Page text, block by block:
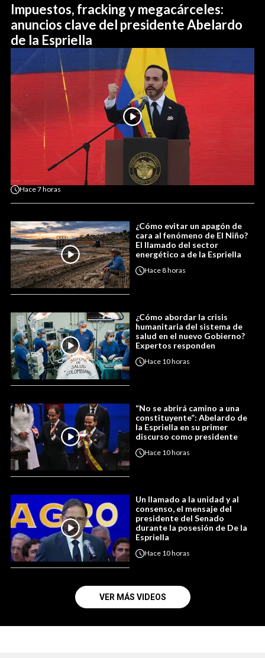
Impuestos, fracking y megacárceles:
anuncios clave del presidente Abelardo
de la Espriella
Hace7 horas
¿Cómo evitar un apagón de
cara al fenómeno de El Niño?
El llamado del sector
energético a de la Espriella
Hace8 horas
¿Cómo abordar la crisis
humanitaria del sistema de
salud en el nuevo Gobierno?
Expertos responden
Hace 10 horas
“No se abrirá camino a una
constituyente”: Abelardo de
la Espriella en su primer
discurso como presidente
Hace 10 horas
Un llamado a la unidad y al
consenso, el mensaje del
presidente del Senado
durante la posesión de De la
Espriella
Hace 10 horas
VER MÁS VIDEOS